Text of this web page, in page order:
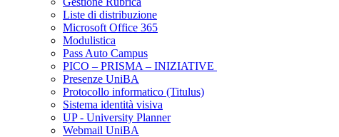
Liste di distribuzione
Microsoft Office 365
Modulistica
Pass Auto Campus
PICO – PRISMA – INIZIATIVE
Presenze UniBA
Protocollo informatico (Titulus)
Sistema identità visiva
UP - University Planner
Webmail UniBA